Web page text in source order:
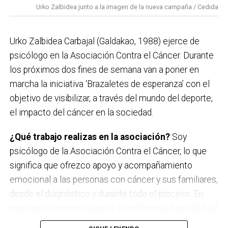
Sábado 12 de septiembre
Kaotiko
Viernes 18 de septiembre
Les Testarudes
Sábado 19 de septiembre
Urko Zalbidea junto a la imagen de la nueva campaña / Cedida
Urko Zalbidea Carbajal (Galdakao, 1988) ejerce de
psicólogo en la Asociación Contra el Cáncer. Durante
los próximos dos fines de semana van a poner en
marcha la iniciativa ‘Brazaletes de esperanza’ con el
objetivo de visibilizar, a través del mundo del deporte,
el impacto del cáncer en la sociedad.
¿Qué trabajo realizas en la asociación? Soy
psicólogo de la Asociación Contra el Cáncer, lo que
significa que ofrezco apoyo y acompañamiento
emocional a las personas con cáncer y sus familiares,
desde el diagnóstico y durante todo el proceso. En
que surjan miedos, dudas, incertidumbre y mucho